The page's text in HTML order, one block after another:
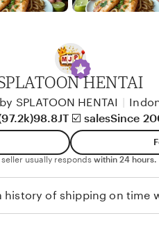
HENTAI
SPLATOON HENTAI
98.8JT ☑️ salesSince
seller usually responds within 24 hours.
history of shipping on time